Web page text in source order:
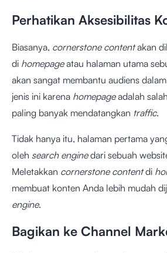
Perhatikan Aksesibilitas
Biasanya, cornerstone contentakan
di homepageatau halaman utama
akan sangat membantu audiens
jenis ini karena homepageadalah
paling banyak mendatangkan traffic.
Tidak hanya itu, halaman pertama
oleh search enginedari sebuah
Meletakkan cornerstone contentdi
membuat konten Anda lebih mudah
engine.
Bagikan ke Channel